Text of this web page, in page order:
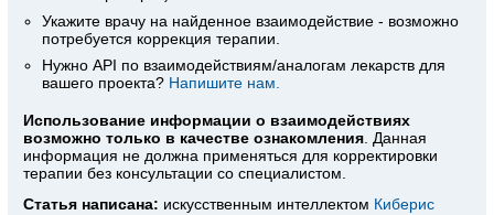
Укажите врачу на найденное взаимодействие - возможно
потребуется коррекция терапии.
Нужно API по взаимодействиям/аналогам лекарств для
вашего проекта? Напишите нам.
Использование информации о взаимодействиях
возможно только в качестве ознакомления . Данная
информация не должна применяться для корректировки
терапии без консультации со специалистом.
Статья написана: искусственным интеллектом Киберис